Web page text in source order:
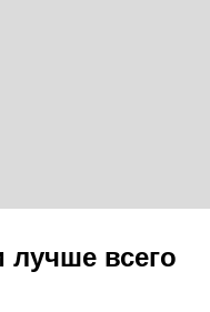
лучше всего